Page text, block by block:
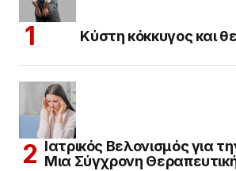
Κύστη κόκκυγος και
Ιατρικός Βελονισμός για
Μια Σύγχρονη